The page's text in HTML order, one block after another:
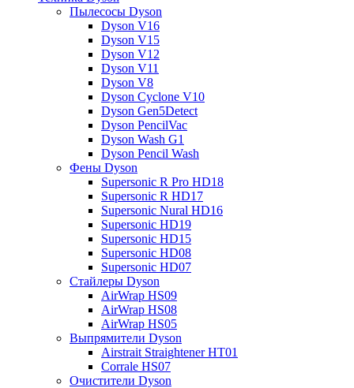
Пылесосы Dyson
Dyson V16
Dyson V15
Dyson V12
Dyson V11
Dyson V8
Dyson Cyclone V10
Dyson Gen5Detect
Dyson PencilVac
Dyson Wash G1
Dyson Pencil Wash
Фены Dyson
Supersonic R Pro HD18
Supersonic R HD17
Supersonic Nural HD16
Supersonic HD19
Supersonic HD15
Supersonic HD08
Supersonic HD07
Стайлеры Dyson
AirWrap HS09
AirWrap HS08
AirWrap HS05
Выпрямители Dyson
Airstrait Straightener HT01
Corrale HS07
Очистители Dyson